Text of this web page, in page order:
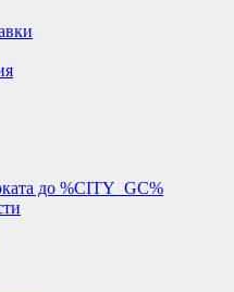
до %CITY_GC%